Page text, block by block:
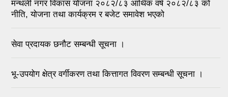
मन्थली नगर विकास योजना २०८२/८३ आर्थिक वर्ष २०८२/८३ को
नीति, योजना तथा कार्यक्रम र बजेट समावेश भएको
सेवा प्रदायक छनौट सम्बन्धी सूचना ।
भू-उपयोग क्षेत्र वर्गीकरण तथा कित्तागत विवरण सम्बन्धी सूचना ।